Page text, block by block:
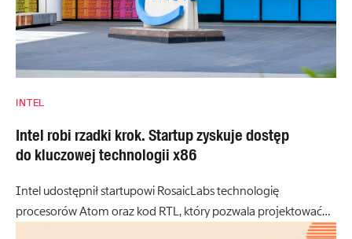
INTEL
Intel robi rzadki krok. Startup zyskuje dostęp
do kluczowej technologii x86
Intel udostępnił startupowi RosaicLabs technologię
procesorów Atom oraz kod RTL, który pozwala projektować…